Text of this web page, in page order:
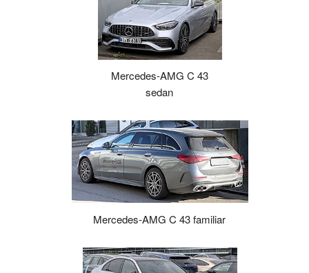
Mercedes-AMG C 43
sedan
Mercedes-AMG C 43 familiar